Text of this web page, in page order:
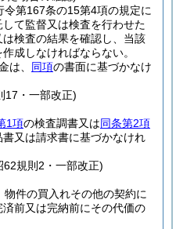
令第167条の15第4項の規定に
て監督又は検査を行わせた
検査の結果を確認し、当該
成しなければならない。
は、 同項の書面に基づかなけ
17・一部改正)
1項の検査調書又は同条第2項
又は請求書に基づかなけれ
規則2・一部改正)
物件の買入れその他の契約に
前又は完納前にその代価の